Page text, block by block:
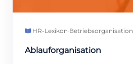
HR-Lexikon·Betriebsorganisation
Ablauforganisation